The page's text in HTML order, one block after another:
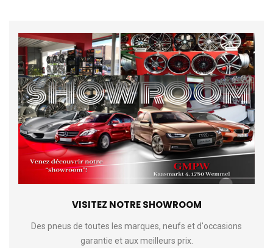
VISITEZ NOTRE SHOWROOM
Des pneus de toutes les marques, neufs et d'occasions
garantie et aux meilleurs prix.